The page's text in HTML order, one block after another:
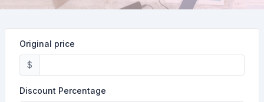
Original price
$
Discount Percentage